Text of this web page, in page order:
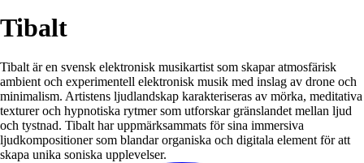
Tibalt
Tibalt är en svensk elektronisk musikartist som skapar atmosfärisk
ambient och experimentell elektronisk musik med inslag av drone och
minimalism. Artistens ljudlandskap karakteriseras av mörka, meditativa
texturer och hypnotiska rytmer som utforskar gränslandet mellan ljud
och tystnad. Tibalt har uppmärksammats för sina immersiva
ljudkompositioner som blandar organiska och digitala element för att
skapa unika soniska upplevelser.